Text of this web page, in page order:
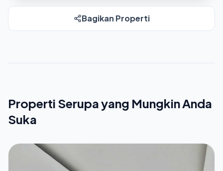
Bagikan Properti
Properti Serupa yang Mungkin Anda
Suka